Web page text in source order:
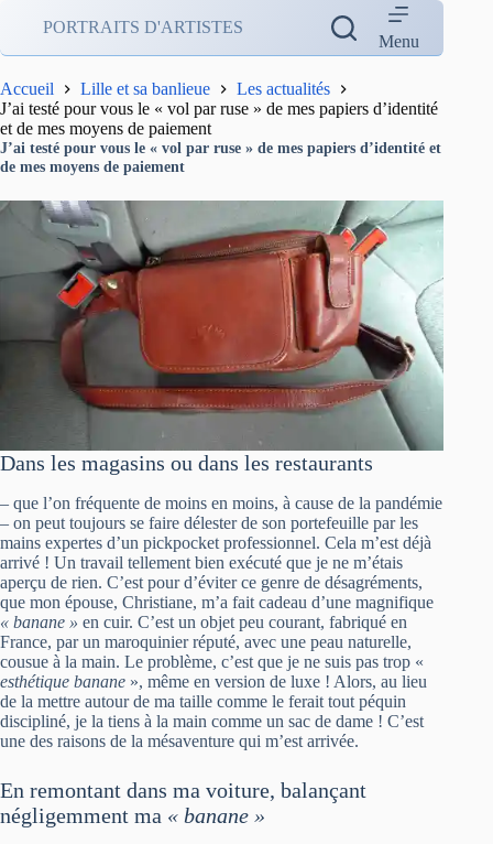
contenu
PORTRAITS D'ARTISTES
Menu
Accueil Lille et sa banlieue
Les actualités
J’ai testé pour vous le « vol par ruse » de mes papiers d’identité
et de mes moyens de paiement
J’ai testé pour vous le « vol par ruse » de mes papiers d’identité et
de mes moyens de paiement
Dans les magasins ou dans les restaurants
– que l’on fréquente de moins en moins, à cause de la pandémie
– on peut toujours se faire délester de son portefeuille par les
mains expertes d’un pickpocket professionnel. Cela m’est déjà
arrivé ! Un travail tellement bien exécuté que je ne m’étais
aperçu de rien. C’est pour d’éviter ce genre de désagréments,
que mon épouse, Christiane, m’a fait cadeau d’une magnifique
« banane » en cuir. C’est un objet peu courant, fabriqué en
France, par un maroquinier réputé, avec une peau naturelle,
cousue à la main. Le problème, c’est que je ne suis pas trop «
esthétique banane », même en version de luxe ! Alors, au lieu
de la mettre autour de ma taille comme le ferait tout péquin
discipliné, je la tiens à la main comme un sac de dame ! C’est
une des raisons de la mésaventure qui m’est arrivée.
En remontant dans ma voiture, balançant
négligemment ma « banane »